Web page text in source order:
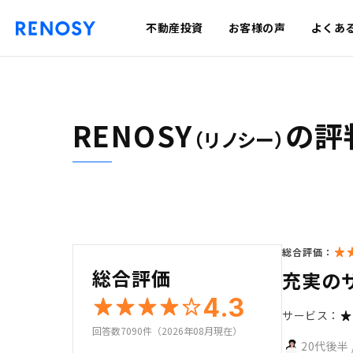
不動産投資 お客様の声 よくあ
RENOSY（リノシー） の評
総合評価
4.3
回答数7090件（2026年08月現在）
総合評価：
充実の
サービス：
20代後半